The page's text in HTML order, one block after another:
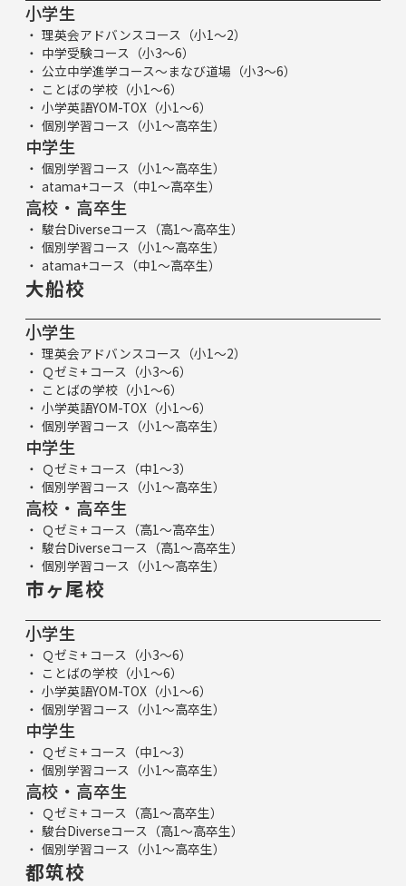
小学生
理英会アドバンスコース（小1～2）
中学受験コース（小3～6）
公立中学進学コース～まなび道場（小3～6）
ことばの学校（小1～6）
小学英語YOM-TOX（小1～6）
個別学習コース（小1～高卒生）
中学生
個別学習コース（小1～高卒生）
atama+コース（中1～高卒生）
高校・高卒生
駿台Diverseコース（高1～高卒生）
個別学習コース（小1～高卒生）
atama+コース（中1～高卒生）
大船校
小学生
理英会アドバンスコース（小1～2）
Ｑゼミ+ コース（小3～6）
ことばの学校（小1～6）
小学英語YOM-TOX（小1～6）
個別学習コース（小1～高卒生）
中学生
Ｑゼミ+ コース（中1～3）
個別学習コース（小1～高卒生）
高校・高卒生
Ｑゼミ+ コース（高1～高卒生）
駿台Diverseコース（高1～高卒生）
個別学習コース（小1～高卒生）
市ヶ尾校
小学生
Ｑゼミ+ コース（小3～6）
ことばの学校（小1～6）
小学英語YOM-TOX（小1～6）
個別学習コース（小1～高卒生）
中学生
Ｑゼミ+ コース（中1～3）
個別学習コース（小1～高卒生）
高校・高卒生
Ｑゼミ+ コース（高1～高卒生）
駿台Diverseコース（高1～高卒生）
個別学習コース（小1～高卒生）
都筑校